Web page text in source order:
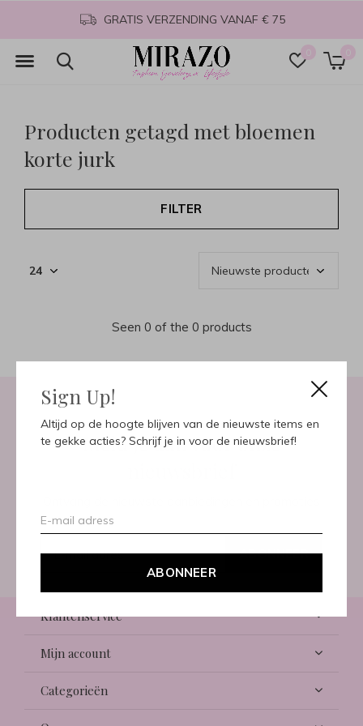
Sign Up!
Altijd op de hoogte blijven van de nieuwste items en
te gekke acties? Schrijf je in voor de nieuwsbrief!
ABONNEER
0 0
GRATIS VERZENDING VANAF € 75
Producten getagd met bloemen
korte jurk
FILTER
Seen 0 of the 0 products
Meld je aan voor onze
ABONNEER
Klantenservice
Mijn account
Categorieën